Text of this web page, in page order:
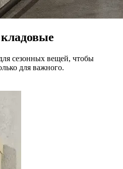
сезонных вещей, чтобы
для важного.